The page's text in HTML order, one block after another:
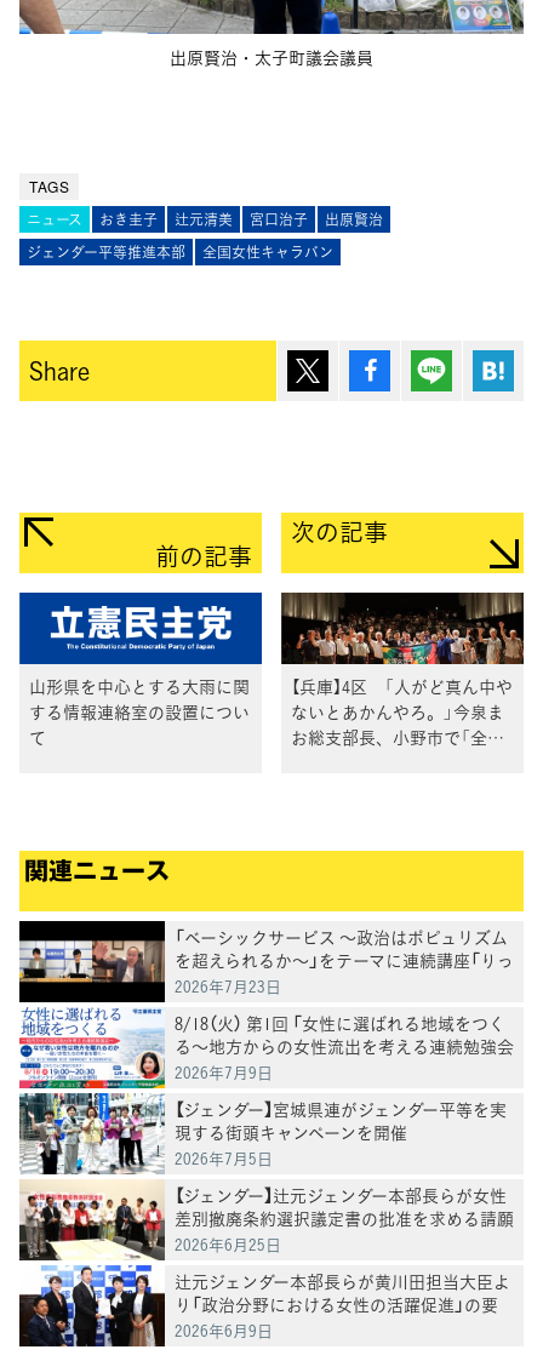
出原賢治・太子町議会議員
TAGS
ニュース おき圭子 辻元清美 宮口治子
出原賢治
ジェンダー平等推進本部
全国女性キャラバン
Share ポスト シェア Lineで送
前の記事
山形県を中心とする大雨に関
する情報連絡室の設置につい
て
次の記事
【兵庫】4区 「人がど真ん中や
ないとあかんやろ。」今泉ま
お総支部長、小野市で「全国
関連ニュース
「ベーシックサービス ～政治はポピュリズム
を超えられるか～」をテーマに連続講座「りっ
けん塾」第3回を開催 井手英策・慶應義塾大
2026年7月23日
8/18（火） 第1回 「女性に選ばれる地域をつく
る～地方からの女性流出を考える連続勉強会
～」
2026年7月9日
【ジェンダー】宮城県連がジェンダー平等を実
現する街頭キャンペーンを開催
2026年7月5日
【ジェンダー】辻元ジェンダー本部長らが女性
差別撤廃条約選択議定書の批准を求める請願
を受ける
2026年6月25日
辻元ジェンダー本部長らが黄川田担当大臣よ
り「政治分野における女性の活躍促進」の要
請を受ける
2026年6月9日